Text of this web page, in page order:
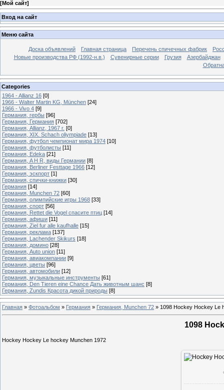
[Мой сайт]
Вход на сайт
Меню сайта
Доска объявлений Главная страница Перечень спичечных фабрик
Новые производства РФ (1992-н.в.)
Сувенирные серии Грузия
Азербайджан
Categories
1964 - Allianz 16 [0]
1966 - Walter Martin KG, München [24]
1966 - Vivo 4 [9]
Германия, гербы [96]
Германия, Германия [702]
Германия, Allianz, 1967 г. [0]
Германия, XIX. Schach oliympiade [13]
Германия, футбол чемпионат мира 1974 [10]
Германия, футболисты [11]
Германия, Edeka [21]
Германия, A H R, виды Германии [8]
Германия, Berliner Festtage 1966 [12]
Германия, эскпорт [1]
Германия, спички-книжки [30]
Германия [14]
Германия, Munchen 72 [60]
Германия, олимпийские игры 1968 [33]
Германия, спорт [56]
Германия, Rettet die Vogel спасите птиц [14]
Германия, афиши [11]
Германия, Ziel fur alle kaufhalle [15]
Германия, реклама [137]
Германия, Lachender Skikurs [18]
Германия, домино [28]
Германия, Auto union [11]
Германия, авиакомпании [9]
Германия, цветы [96]
Германия, автомобили [12]
Германия, музыкальные инструменты [61]
Германия, Den Tieren eine Chance Дать животным шанс [8]
Германия, Zundis Красота дикой природы [8]
Главная » Фотоальбом » Германия » Германия, Munchen 72 » 1098 Hockey Hockey Le
1098
Hockey Hockey Le hockey Munchen 1972